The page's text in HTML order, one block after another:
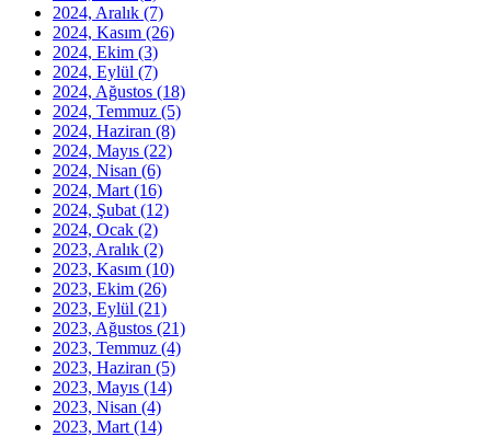
2024, Aralık (7)
2024, Kasım (26)
2024, Ekim (3)
2024, Eylül (7)
2024, Ağustos (18)
2024, Temmuz (5)
2024, Haziran (8)
2024, Mayıs (22)
2024, Nisan (6)
2024, Mart (16)
2024, Şubat (12)
2024, Ocak (2)
2023, Aralık (2)
2023, Kasım (10)
2023, Ekim (26)
2023, Eylül (21)
2023, Ağustos (21)
2023, Temmuz (4)
2023, Haziran (5)
2023, Mayıs (14)
2023, Nisan (4)
2023, Mart (14)